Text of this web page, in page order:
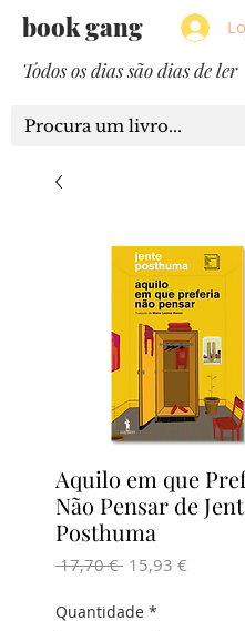
book gang
Todos os dias são dias de ler
Aquilo em que
Não Pensar de
Posthuma
17,70 € Preço
15,93 €
Quantidade *